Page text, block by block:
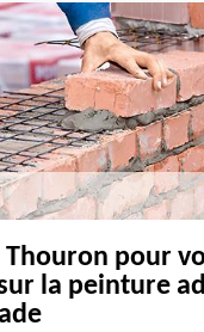
Thouron pour
la peinture